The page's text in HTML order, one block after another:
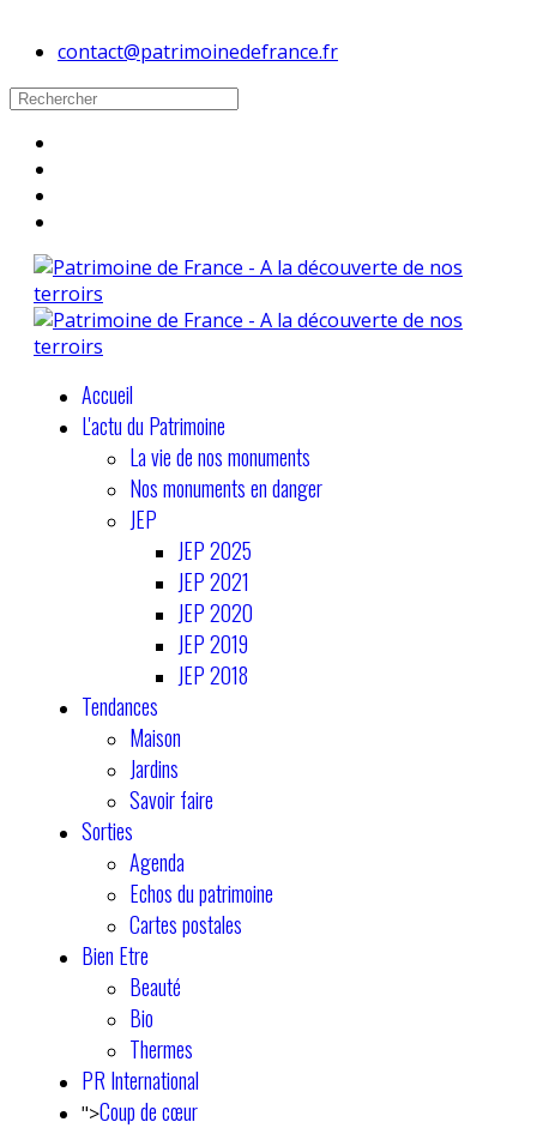
contact@patrimoinedefrance.fr
Accueil
L'actu du Patrimoine
La vie de nos monuments
Nos monuments en danger
JEP
JEP 2025
JEP 2021
JEP 2020
JEP 2019
JEP 2018
Tendances
Maison
Jardins
Savoir faire
Sorties
Agenda
Echos du patrimoine
Cartes postales
Bien Etre
Beauté
Bio
Thermes
PR International
">Coup de cœur